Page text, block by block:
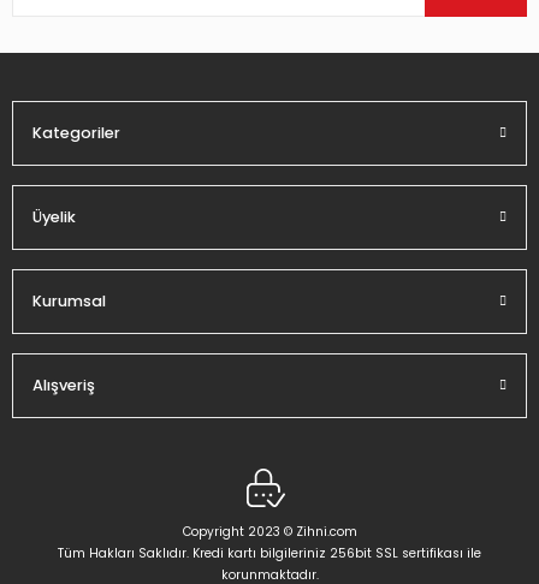
Kategoriler
Üyelik
Kurumsal
Alışveriş
Copyright 2023 © Zihni.com
Tüm Hakları Saklıdır. Kredi kartı bilgileriniz 256bit SSL sertifikası ile
korunmaktadır.